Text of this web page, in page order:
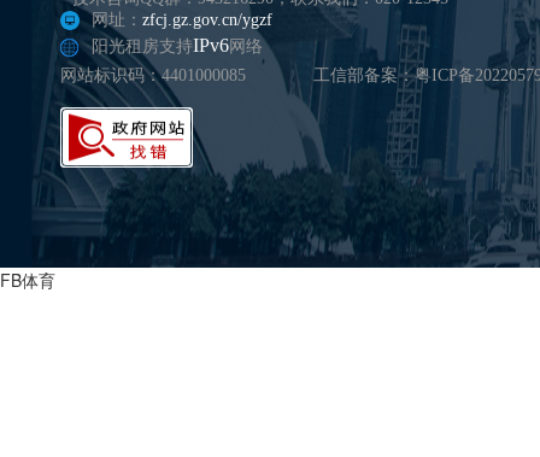
网址： zfcj.gz.gov.cn/ygzf
阳光租房支持IPv6网络
网站标识码：4401000085
工信部备案：粤ICP备
FB体育